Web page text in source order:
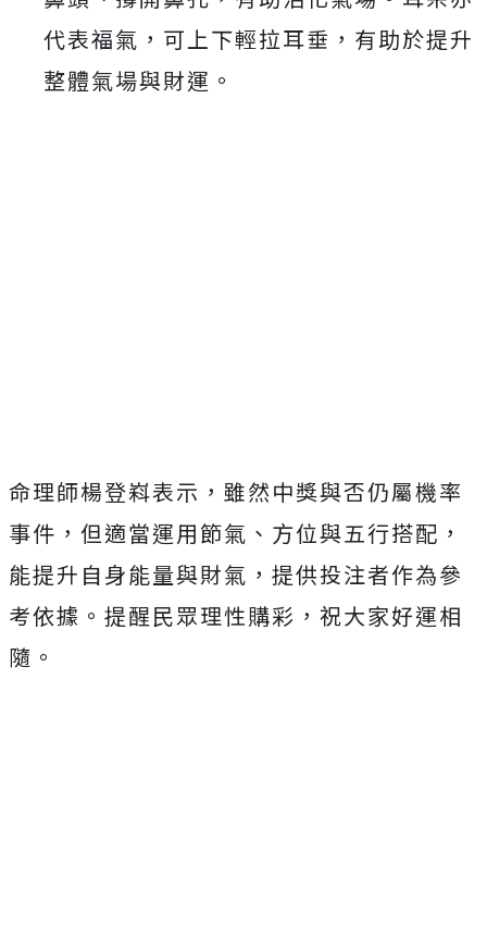
代表福氣，可上下輕拉耳垂，有助於提升
整體氣場與財運。
命理師楊登嵙表示，雖然中獎與否仍屬機率
事件，但適當運用節氣、方位與五行搭配，
能提升自身能量與財氣，提供投注者作為參
考依據。提醒民眾理性購彩，祝大家好運相
隨。